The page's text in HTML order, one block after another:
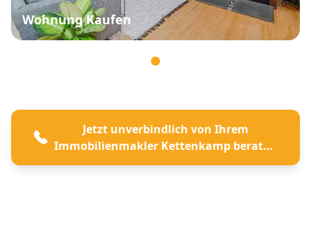
Wohnung Kaufen
Jetzt unverbindlich von Ihrem
Immobilienmakler Kettenkamp beraten
lassen